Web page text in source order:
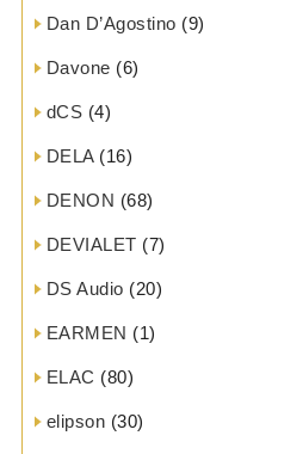
Dan D’Agostino (9)
Davone (6)
dCS (4)
DELA(16)
DENON (68)
DEVIALET (7)
DS Audio (20)
EARMEN (1)
ELAC (80)
elipson (30)